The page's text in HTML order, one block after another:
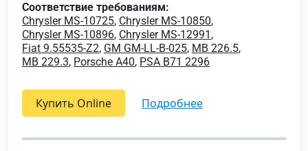
Соответствие требованиям:
Chrysler MS-10725, Chrysler MS-10850,
Chrysler MS-10896, Chrysler MS-12991 ,
Fiat 9.55535-Z2, GM GM-LL-B-025, MB 226.5,
MB 229.3, Porsche A40, PSA B71 2296
Купить Online подробнее